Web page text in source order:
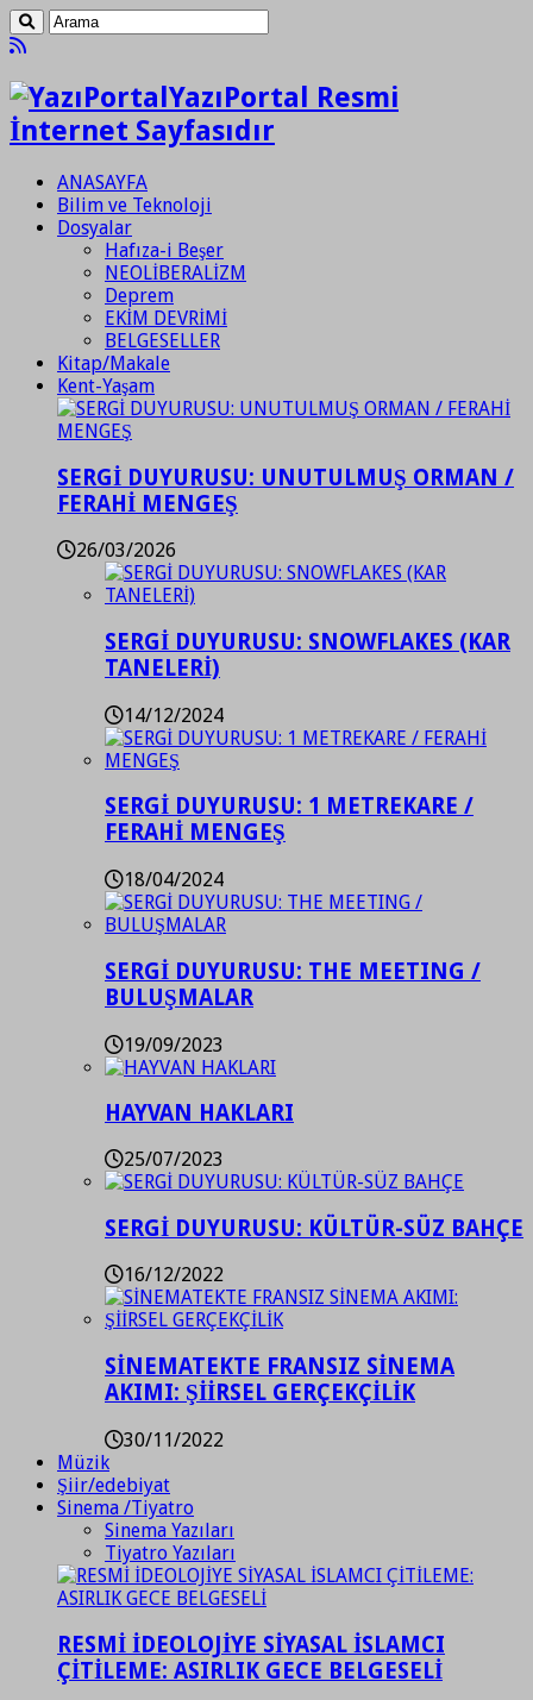
YazıPortal Resmi
İnternet Sayfasıdır
ANASAYFA
Bilim ve Teknoloji
Dosyalar
Hafıza-i Beşer
NEOLİBERALİZM
Deprem
EKİM DEVRİMİ
BELGESELLER
Kitap/Makale
Kent-Yaşam
SERGİ DUYURUSU: UNUTULMUŞ ORMAN /
FERAHİ MENGEŞ
26/03/2026
SERGİ DUYURUSU: SNOWFLAKES (KAR
TANELERİ)
14/12/2024
SERGİ DUYURUSU: 1 METREKARE /
FERAHİ MENGEŞ
18/04/2024
SERGİ DUYURUSU: THE MEETING /
BULUŞMALAR
19/09/2023
HAYVAN HAKLARI
25/07/2023
SERGİ DUYURUSU: KÜLTÜR-SÜZ BAHÇE
16/12/2022
SİNEMATEKTE FRANSIZ SİNEMA
AKIMI: ŞİİRSEL GERÇEKÇİLİK
30/11/2022
Müzik
Şiir/edebiyat
Sinema /Tiyatro
Sinema Yazıları
Tiyatro Yazıları
RESMİ İDEOLOJİYE SİYASAL İSLAMCI
ÇİTİLEME: ASIRLIK GECE BELGESELİ